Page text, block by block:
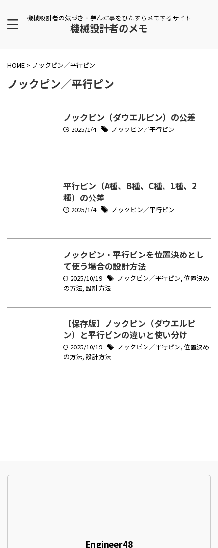
機械設計者の気づき・学んだ事をひたすらメモするサイト
機械設計者のメモ
HOME > ノックピン／平行ピン
ノックピン／平行ピン
ノックピン（ダウエルピン）の公差
2025/1/4 ノックピン／平行ピン
平行ピン（A種、B種、C種、1種、2
種）の公差
2025/1/4 ノックピン／平行ピン
ノックピン・平行ピンを位置決めとし
て使う場合の設計方法
2025/10/19 ノックピン／平行ピン, 位置決め
の方法, 設計方法
【保存版】ノックピン（ダウエルピ
ン）と平行ピンの違いと使い分け
2025/10/19 ノックピン／平行ピン, 位置決め
の方法, 設計方法
Engineer48